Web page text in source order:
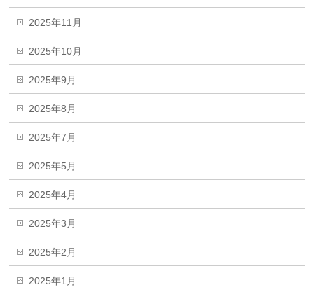
2025年11月
2025年10月
2025年9月
2025年8月
2025年7月
2025年5月
2025年4月
2025年3月
2025年2月
2025年1月